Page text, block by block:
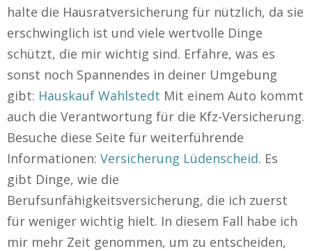
halte die Hausratversicherung für nützlich, da sie
erschwinglich ist und viele wertvolle Dinge
schützt, die mir wichtig sind. Erfahre, was es
sonst noch Spannendes in deiner Umgebung
gibt: Hauskauf Wahlstedt Mit einem Auto kommt
auch die Verantwortung für die Kfz-Versicherung.
Besuche diese Seite für weiterführende
Informationen: Versicherung Lüdenscheid. Es
gibt Dinge, wie die
Berufsunfähigkeitsversicherung, die ich zuerst
für weniger wichtig hielt. In diesem Fall habe ich
mir mehr Zeit genommen, um zu entscheiden,